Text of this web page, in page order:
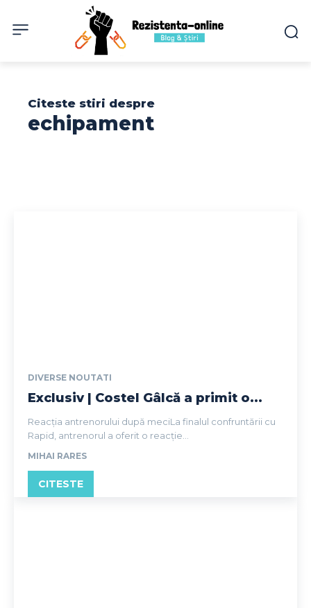
Citeste stiri despre
echipament
DIVERSE NOUTATI
Exclusiv | Costel Gâlcă a primit o...
Reacția antrenorului după meciLa finalul confruntării cu
Rapid, antrenorul a oferit o reacție...
MIHAI RARES
CITESTE